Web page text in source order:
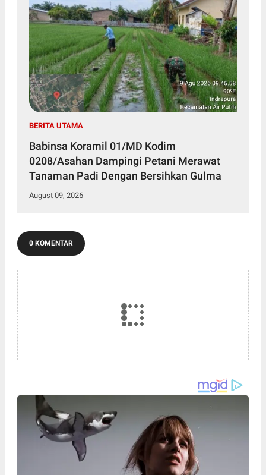
BERITA UTAMA
Babinsa Koramil 01/MD Kodim
0208/Asahan Dampingi Petani Merawat
Tanaman Padi Dengan Bersihkan Gulma
August 09, 2026
0 KOMENTAR